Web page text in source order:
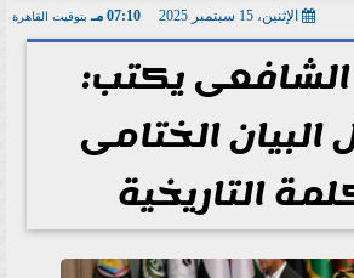
الإثنين، 15 سبتمبر 2025 07:10 مـ بتوقيت القاهرة
يكتب:
البيان الختامى
التاريخية